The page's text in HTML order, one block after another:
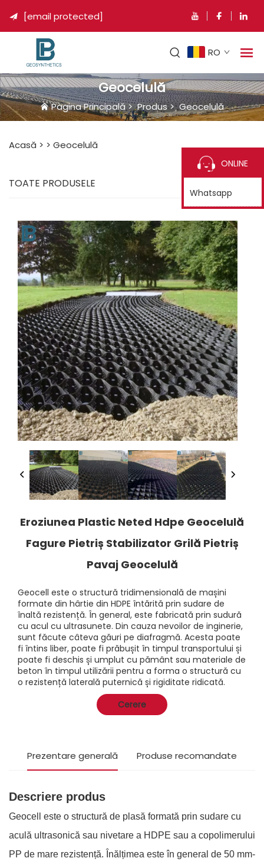
 [email protected]
RO
Geocelulă
Pagina Principală>Produs>Geocelulă
Acasă > > Geocelulă
TOATE PRODUSELE
Eroziunea Plastic Neted Hdpe Geocelulă
Fagure Pietriș Stabilizator Grilă Pietriș
Pavaj Geocelulă
Geocell este o structură tridimensională de mașini
formate din hârtie din HDPE întărită prin sudare de
înaltă rezistență. În general, este fabricată prin sudură
cu acul cu ultrasunete. Din cauza nevoilor de inginerie,
sunt făcute câteva găuri pe diafragmă. Acesta poate
fi întins liber, poate fi prăbușit în timpul transportului și
poate fi deschis și umplut cu pământ sau materiale de
beton în timpul utilizării pentru a forma o structură cu
o rezistență laterală puternică și rigiditate ridicată.
Cerere
Prezentare generală Produse recomandate
Descriere produs
Geocell este o structură de plasă formată prin sudare cu
aculă ultrasonică sau nivetare a HDPE sau a copolimerului
PP de mare rezistență. Înălțimea este în general de 50 mm-
ONLINE
Whatsapp